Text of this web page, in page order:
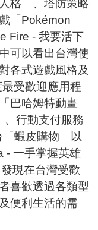
格」、塔防策略
「Pokémon
Fire - 我要活下
可以看出台灣使
各式遊戲風格及
受歡迎應用程
巴哈姆特動畫
、行動支付服務
蝦皮購物」以
- 一手掌握英雄
現在台灣受歡
喜歡透過各類型
便利生活的需